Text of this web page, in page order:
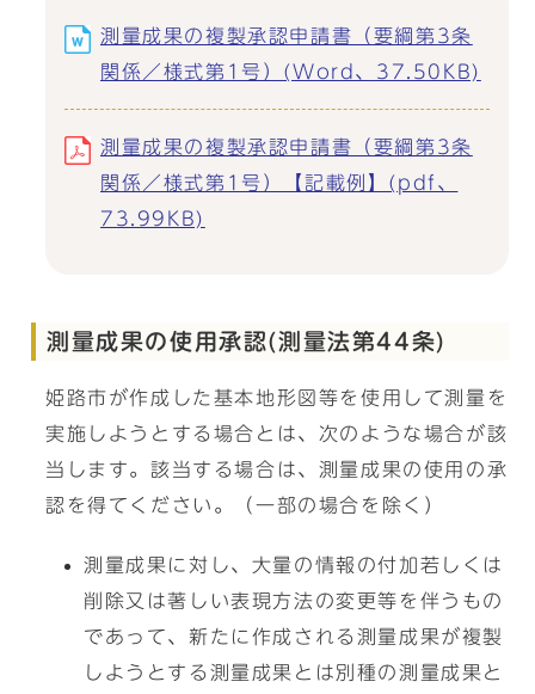
測量成果の複製承認申請書（要綱第3条
関係／様式第1号）(Word、37.50KB)
測量成果の複製承認申請書（要綱第3条
関係／様式第1号）【記載例】(pdf、
73.99KB)
測量成果の使用承認(測量法第44条)
姫路市が作成した基本地形図等を使用して測量を
実施しようとする場合とは、次のような場合が該
当します。該当する場合は、測量成果の使用の承
認を得てください。（一部の場合を除く）
測量成果に対し、大量の情報の付加若しくは
削除又は著しい表現方法の変更等を伴うもの
であって、新たに作成される測量成果が複製
しようとする測量成果とは別種の測量成果と